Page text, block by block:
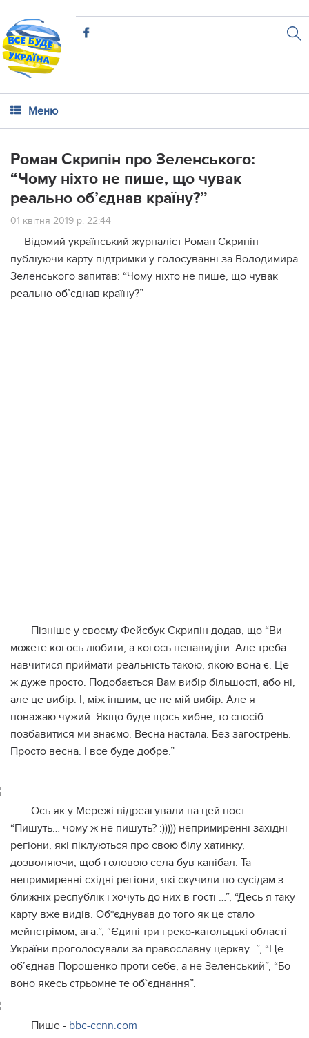
Меню
Роман Скрипін про Зеленського:
“Чому ніхто не пише, що чувак
реально об’єднав країну?”
01 квітня 2019 р. 22:44
Відомий український журналіст Роман Скрипін
публіуючи карту підтримки у голосуванні за Володимира
Зеленського запитав: “Чому ніхто не пише, що чувак
реально об’єднав країну?”
Пізніше у своєму Фейсбук Скрипін додав, що “Ви
можете когось любити, а когось ненавидіти. Але треба
навчитися приймати реальність такою, якою вона є. Це
ж дуже просто. Подобається Вам вибір більшості, або ні,
але це вибір. І, між іншим, це не мій вибір. Але я
поважаю чужий. Якщо буде щось хибне, то спосіб
позбавитися ми знаємо. Весна настала. Без загострень.
Просто весна. І все буде добре.”
Ось як у Мережі відреагували на цей пост:
“Пишуть… чому ж не пишуть? :))))) непримиренні західні
регіони, які піклуються про свою білу хатинку,
дозволяючи, щоб головою села був канібал. Та
непримиренні східні регіони, які скучили по сусідам з
ближніх республік і хочуть до них в гості …”, “Десь я таку
карту вже видів. Об*єднував до того як це стало
мейнстрімом, ага.”, “Єдині три греко-катольцькі області
України проголосували за православну церкву…”, “Це
об’єднав Порошенко проти себе, а не Зеленський”, “Бо
воно якесь стрьомне те об`єднання”.
Пише - bbc-ccnn.com